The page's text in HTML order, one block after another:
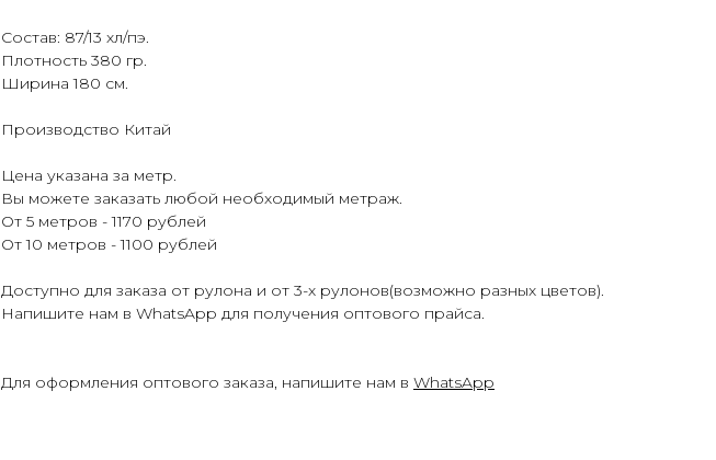
Состав: 87/13 хл/пэ.
Плотность 380 гр.
Ширина 180 см.
Производство Китай
Цена указана за метр.
Вы можете заказать любой необходимый метраж.
От 5 метров - 1170 рублей
От 10 метров - 1100 рублей
Доступно для заказа от рулона и от 3-х рулонов(возможно разных цветов).
Напишите нам в WhatsApp для получения оптового прайса.
Для оформления оптового заказа, напишите нам в WhatsApp